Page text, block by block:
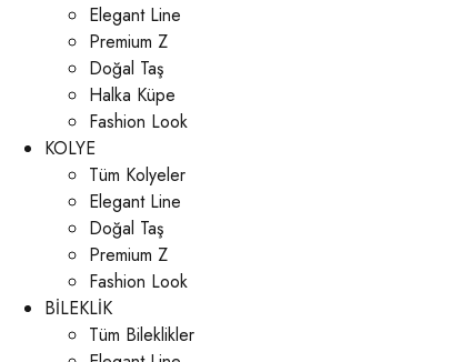
Elegant Line
Premium Z
Doğal Taş
Halka Küpe
Fashion Look
KOLYE
Tüm Kolyeler
Elegant Line
Doğal Taş
Premium Z
Fashion Look
BİLEKLİK
Tüm Bileklikler